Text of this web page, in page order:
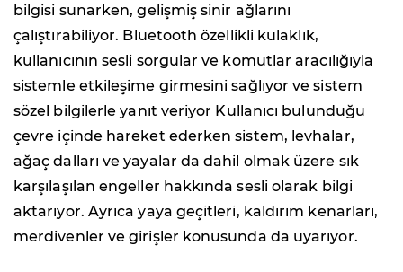
bilgisi sunarken, gelişmiş sinir ağlarını
çalıştırabiliyor. Bluetooth özellikli kulaklık,
kullanıcının sesli sorgular ve komutlar aracılığıyla
sistemle etkileşime girmesini sağlıyor ve sistem
sözel bilgilerle yanıt veriyor Kullanıcı bulunduğu
çevre içinde hareket ederken sistem, levhalar,
ağaç dalları ve yayalar da dahil olmak üzere sık
karşılaşılan engeller hakkında sesli olarak bilgi
aktarıyor. Ayrıca yaya geçitleri, kaldırım kenarları,
merdivenler ve girişler konusunda da uyarıyor.